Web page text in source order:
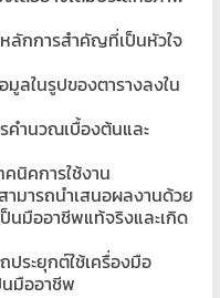
ลักการสำคัญที่เป็นหัวใจ
ลในรูปของตารางลงใน
คำนวณเบื้องต้นและ
คนิคการใช้งาน
ามารถนำเสนอผลงานด้วย
นมืออาชีพแท้จริงและเกิด
ประยุกต์ใช้เครื่องมือ
นมืออาชีพ